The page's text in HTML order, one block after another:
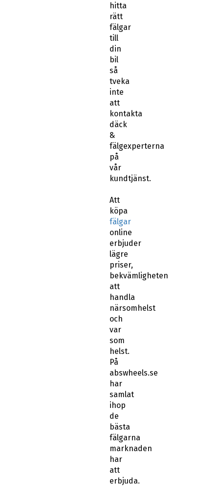
hitta
rätt
fälgar
till
din
bil
så
tveka
inte
att
kontakta
däck
&
fälgexperterna
på
vår
kundtjänst.
Att
köpa
fälgar
online
erbjuder
lägre
priser,
bekvämligheten
att
handla
närsomhelst
och
var
som
helst.
På
abswheels.se
har
samlat
ihop
de
bästa
fälgarna
marknaden
har
att
erbjuda.